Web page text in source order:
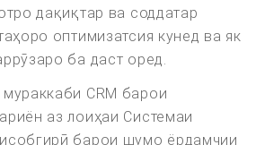
дақиқтар ва соддатар
оптимизатсия кунед ва як
ба даст оред.
CRM барои
аз лоиҳаи Системаи
барои шумо ёрдамчии